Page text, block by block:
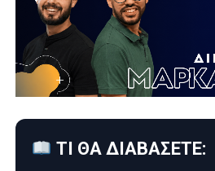
ΤΙ ΘΑ ΔΙΑΒΑΣΕΤΕ: